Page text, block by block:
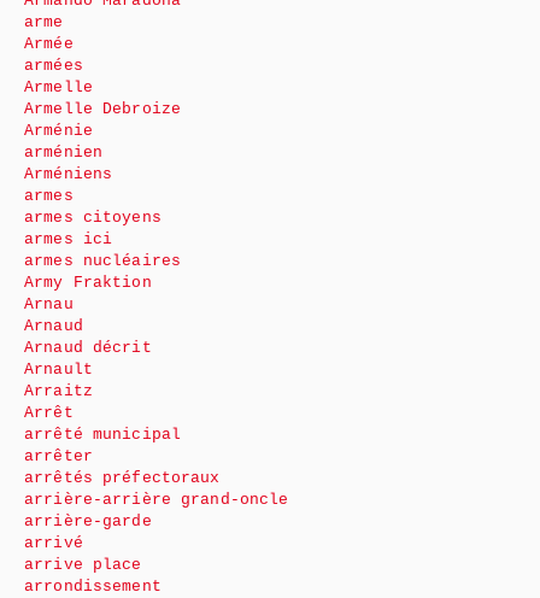
arme
Armée
armées
Armelle
Armelle Debroize
Arménie
arménien
Arméniens
armes
armes citoyens
armes ici
armes nucléaires
Army Fraktion
Arnau
Arnaud
Arnaud décrit
Arnault
Arraitz
Arrêt
arrêté municipal
arrêter
arrêtés préfectoraux
arrière-arrière grand-oncle
arrière-garde
arrivé
arrive place
arrondissement